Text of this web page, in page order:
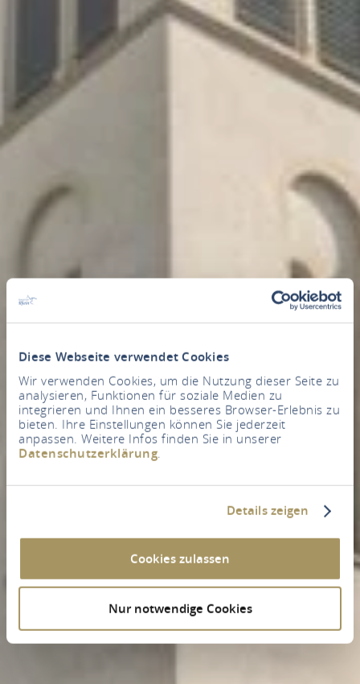
Diese Webseite verwendet Cookies
Wir verwenden Cookies, um die Nutzung dieser Seite zu
analysieren, Funktionen für soziale Medien zu
integrieren und Ihnen ein besseres Browser-Erlebnis zu
bieten. Ihre Einstellungen können Sie jederzeit
anpassen. Weitere Infos finden Sie in unserer
Datenschutzerklärung.
Details zeigen
Cookies zulassen
Nur notwendige Cookies